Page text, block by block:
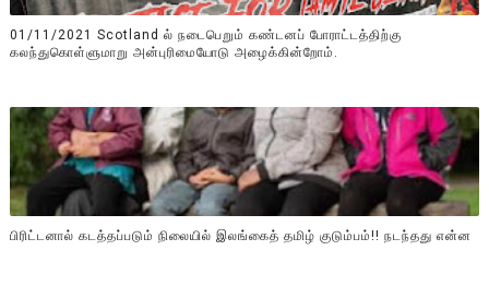
01/11/2021 Scotland ல் நடைபெறும் கண்டனப் போராட்டத்திற்கு
கலந்துகொள்ளுமாறு அன்புரிமையோடு அழைக்கின்றோம்.
பிரிட்டனால் கடத்தப்படும் நிலையில் இலங்கைத் தமிழ் குடும்பம்!! நடந்தது என்ன